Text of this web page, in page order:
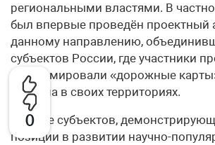
0
региональными властями. В
был впервые проведён проектный
данному направлению,
субъектов России, где участники
и сформировали «дорожные
туризма в своих территориях.
В числе субъектов,
позиции в развитии научно-